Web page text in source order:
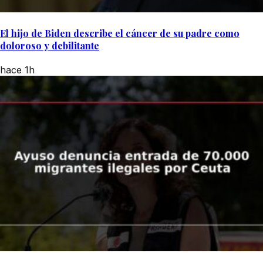
El hijo de Biden describe el cáncer de su padre como
doloroso y debilitante
hace 1h